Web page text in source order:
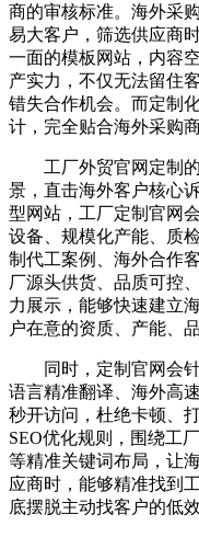
商的审核标准。海外采
易大客户，筛选供应商
一面的模板网站，内容
产实力，不仅无法留住
错失合作机会。而定制
计，完全贴合海外采购
工厂外贸官网定制
景，直击海外客户核心
型网站，工厂定制官网
设备、规模化产能、质
制代工案例、海外合作
厂源头供货、品质可控
力展示，能够快速建立
户在意的资质、产能、
同时，定制官网会
语言精准翻译、海外高
秒开访问，杜绝卡顿、
SEO优化规则，围绕工
等精准关键词布局，让
应商时，能够精准找到
底摆脱主动找客户的低效